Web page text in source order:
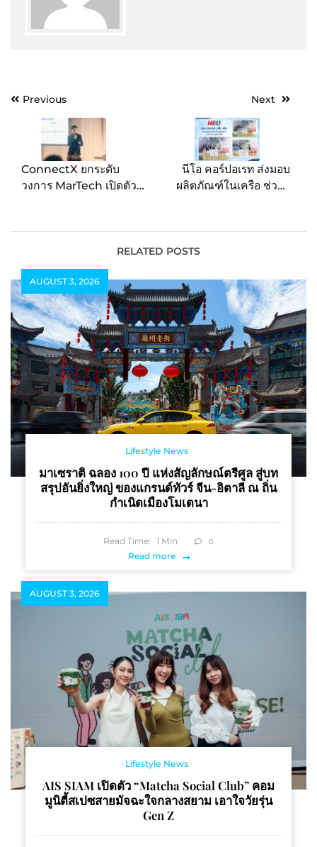
PostPrevious
ConnectX ยกระดับ
วงการ MarTech เปิดตัว
CDP มอบประสบการณ์
Seminar แห่งปี
Next
นีโอ คอร์ปอเรท ส่งมอบ
ผลิตภัณฑ์ในเครือ ช่วยผู้
RELATED POSTS
AUGUST 3, 2026
Lifestyle News
มาเซราติ ฉลอง 100 ปี แห่งสัญลักษณ์ตรีศูล สู่บท
สรุปอันยิ่งใหญ่ ของแกรนด์ทัวร์ จีน-อิตาลี ณ ถิ่น
กำเนิดเมืองโมเดนา
Read Time: 1 Min 0
Read more
AUGUST 3, 2026
Lifestyle News
AIS SIAM เปิดตัว “Matcha Social Club” คอม
มูนิตี้สเปซสายมัจฉะใจกลางสยาม เอาใจวัยรุ่น
Gen Z